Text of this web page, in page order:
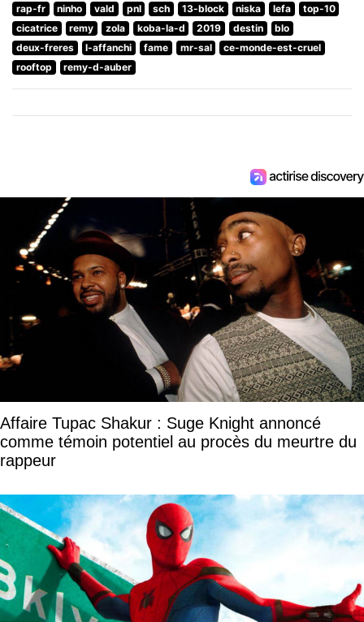
rap-fr ninho vald pnl sch 13-block niska lefa
top-10
cicatrice
remy zola koba-la-d 2019 destin
blo
deux-freres
l-affanchi fame mr-sal
ce-monde-est-cruel
rooftop
remy-d-auber
Affaire Tupac Shakur : Suge Knight annoncé
comme témoin potentiel au procès du meurtre du
rappeur